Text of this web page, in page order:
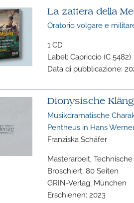
La zattera della
Oratorio volgare e
1 CD
Label: Capriccio (C 5482)
Data di pubblicazione:
Dionysische
Musikdramatische
Pentheus in Hans
Franziska Schäfer
Masterarbeit,
Broschiert, 80 Seiten
GRIN-Verlag, München
Erschienen: 2023